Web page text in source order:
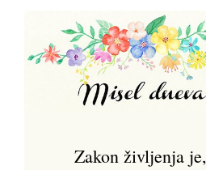
Zakon življenja je,